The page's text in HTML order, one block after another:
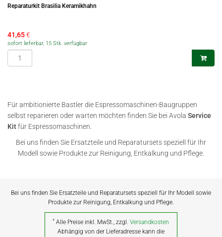
Reparaturkit Brasilia Keramikhahn
41,65€
sofort lieferbar, 15 Stk. verfügbar
Für ambitionierte Bastler die Espressomaschinen-Baugruppen
selbst reparieren oder warten möchten finden Sie bei Avola Service
Kitfür Espressomaschinen.
Bei uns finden Sie Ersatzteile und Reparatursets speziell für Ihr
Modell sowie Produkte zur Reinigung, Entkalkung und Pflege.
Bei uns finden Sie Ersatzteile und Reparatursets speziell für Ihr Modell sowie
Produkte zur Reinigung, Entkalkung und Pflege.
* Alle Preise inkl. MwSt., zzgl.Versandkosten
Abhängig von der Lieferadresse kann die